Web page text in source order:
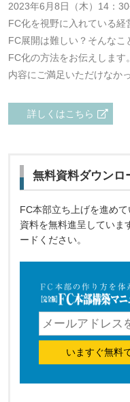
2023年6月8日（木）14：
FC化を視野に入れている経
FC展開は難しい？そんな
FC化の方法をお伝えします。
内容にご満足いただけなか
詳しくはこちら
無料資料ダウンロ
FC本部立ち上げを進め
資料を無料進呈していま
ードください。
いますぐ無料